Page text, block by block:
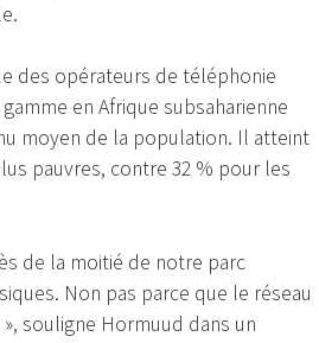
des opérateurs de téléphonie
en Afrique subsaharienne
moyen de la population. Il atteint
pauvres, contre 32 % pour les
de la moitié de notre parc
Non pas parce que le réseau
souligne Hormuud dans un